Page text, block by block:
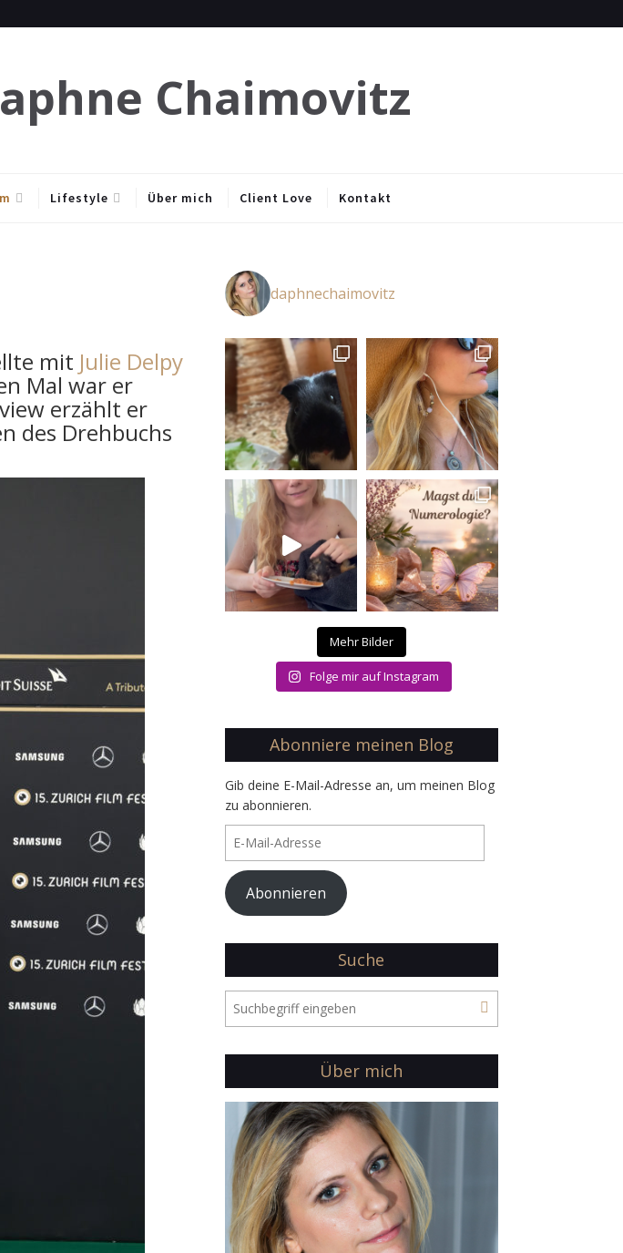
Chaimovitz
Lifestyle Über mich Client Love Kontakt
mit Julie Delpy
Mal war er
erzählt er
des Drehbuchs
daphnechaimovitz
Mehr Bilder
Folge mir auf Instagram
Abonniere meinen Blog
Gib deine E-Mail-Adresse an, um meinen Blog
zu abonnieren.
Mail-
Adresse
Abonnieren
Suche
Über mich